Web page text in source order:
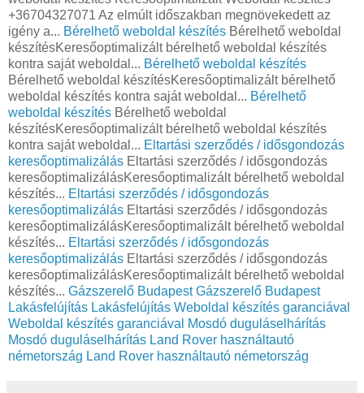
+36704327071 Az elmúlt időszakban megnövekedett az
igény a... Bérelhető weboldal készítés Bérelhető weboldal
készítésKeresőoptimalizált bérelhető weboldal készítés
kontra saját weboldal... Bérelhető weboldal készítés
Bérelhető weboldal készítésKeresőoptimalizált bérelhető
weboldal készítés kontra saját weboldal... Bérelhető
weboldal készítés Bérelhető weboldal
készítésKeresőoptimalizált bérelhető weboldal készítés
kontra saját weboldal... Eltartási szerződés / idősgondozás
keresőoptimalizálás Eltartási szerződés / idősgondozás
keresőoptimalizálásKeresőoptimalizált bérelhető weboldal
készítés... Eltartási szerződés / idősgondozás
keresőoptimalizálás Eltartási szerződés / idősgondozás
keresőoptimalizálásKeresőoptimalizált bérelhető weboldal
készítés... Eltartási szerződés / idősgondozás
keresőoptimalizálás Eltartási szerződés / idősgondozás
keresőoptimalizálásKeresőoptimalizált bérelhető weboldal
készítés... Gázszerelő Budapest Gázszerelő Budapest
Lakásfelújítás Lakásfelújítás Weboldal készítés garanciával
Weboldal készítés garanciával
Mosdó duguláselhárítás
Mosdó duguláselhárítás Land Rover használtautó
németország Land Rover használtautó németország